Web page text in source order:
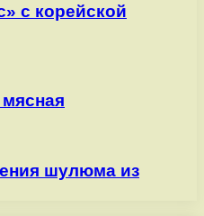
с корейской
шулюма из